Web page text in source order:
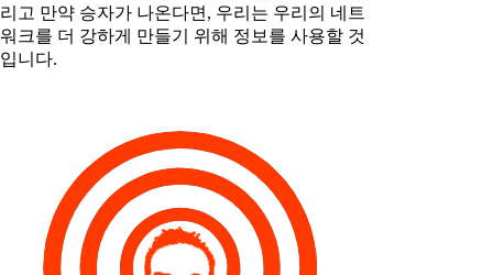
리고 만약 승자가 나온다면, 우리는 우리의 네트
워크를 더 강하게 만들기 위해 정보를 사용할 것
입니다.